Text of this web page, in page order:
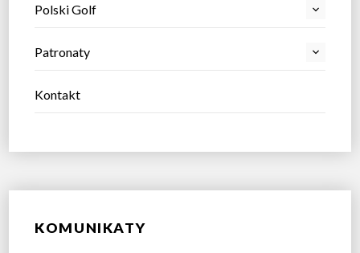
Polski Golf
Patronaty
Kontakt
KOMUNIKATY